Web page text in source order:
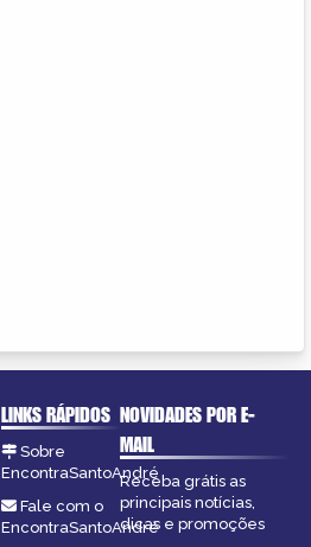
LINKS RÁPIDOS
Sobre
EncontraSantoAndré
Fale com o
EncontraSantoAndré
NOVIDADES POR E-
MAIL
Receba grátis as
principais notícias,
dicas e promoções